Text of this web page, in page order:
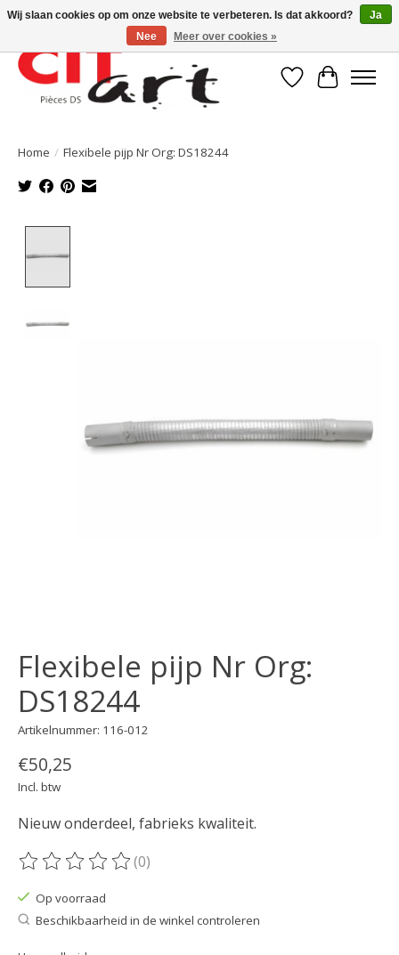
Verlanglijst
Home / Flexibele pijp Nr Org: DS18244
Flexibele pijp Nr Org:
DS18244
Artikelnummer: 116-012
€50,25
Incl. btw
Nieuw onderdeel, fabrieks kwaliteit.
De beoordeling van dit product is
(0)
Op voorraad
Beschikbaarheid in de winkel controleren
Wij slaan cookies op om onze website te verbeteren. Is dat akkoord?
Ja
Nee
Meer over cookies »